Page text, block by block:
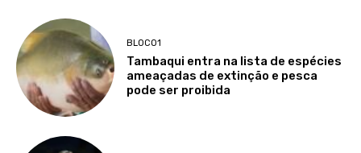
BLOCO1
Tambaqui entra na lista de espécies
ameaçadas de extinção e pesca
pode ser proibida